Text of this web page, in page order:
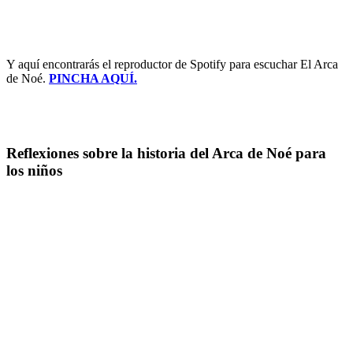
Y aquí encontrarás el reproductor de Spotify para escuchar El Arca
de Noé. PINCHA AQUÍ.
Reflexiones sobre la historia del Arca de Noé para
los niños